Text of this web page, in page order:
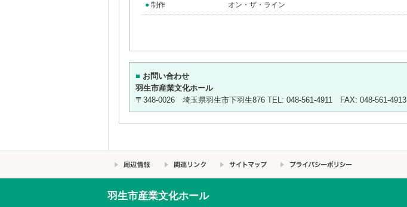
● 制作 オン・ザ・ライン
■ お問い合わせ
羽生市産業文化ホール
〒348-0026 埼玉県羽生市下羽生876 TEL: 048-561-4911 FAX: 048-561-4913
羽生市産業文化ホール